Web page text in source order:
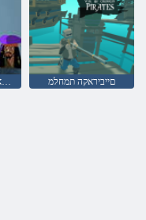
םיטאריפ רצוא לש החירב םייביראקה תמחלמ